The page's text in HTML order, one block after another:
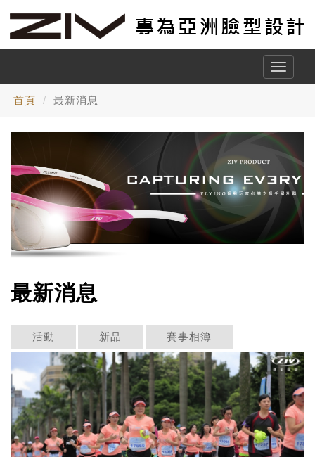
Toggle
首頁 最新消息
最新消息
活動 新品 賽事相簿